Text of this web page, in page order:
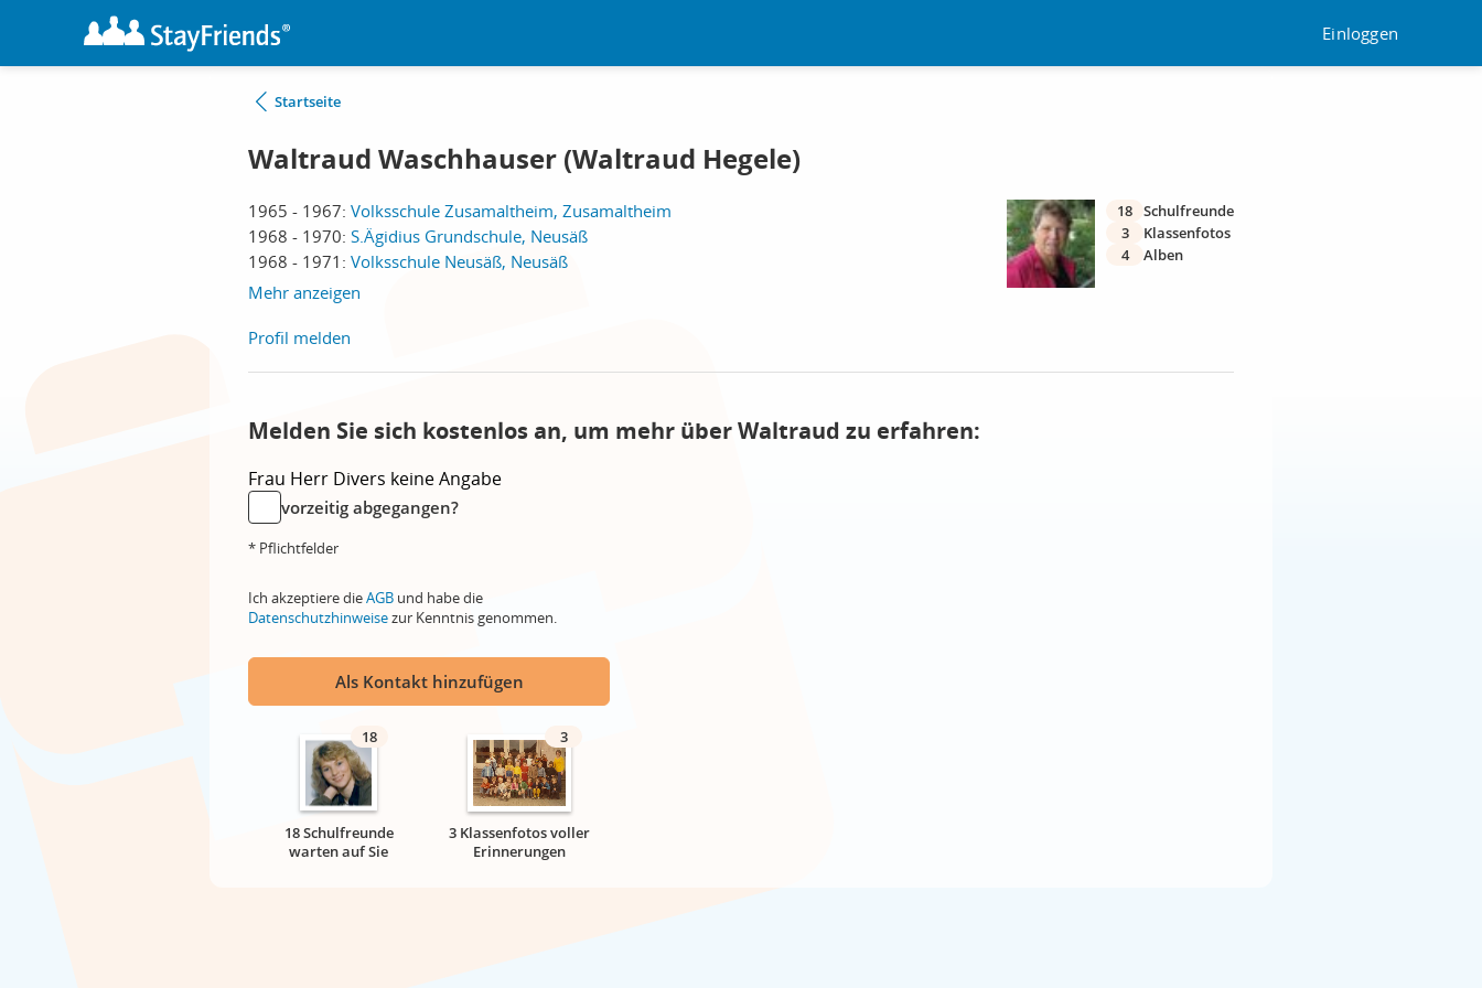
Einloggen
Startseite
Waltraud Waschhauser (Waltraud Hegele)
1965 - 1967: Volksschule Zusamaltheim, Zusamaltheim
1968 - 1970: S.Ägidius Grundschule, Neusäß
1968 - 1971: Volksschule Neusäß, Neusäß
Mehr anzeigen
18 Schulfreunde
3
Klassenfotos
4
Alben
Profil melden
Melden Sie sich kostenlos an, um mehr über Waltraud zu erfahren:
Frau Herr Divers keine Angabe
vorzeitig abgegangen?
* Pflichtfelder
Ich akzeptiere dieAGB und habe die
Datenschutzhinweisezur Kenntnis genommen.
Als Kontakt hinzufügen
18
18 Schulfreunde
warten auf Sie
3
3 Klassenfotos voller
Erinnerungen